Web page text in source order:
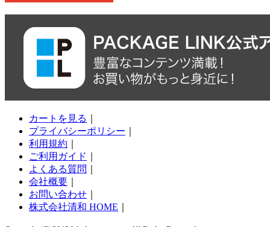
カートを見る
プライバシーポリシー
利用規約
ご利用ガイド
よくある質問
会社概要
お問い合わせ
株式会社清和 HOME